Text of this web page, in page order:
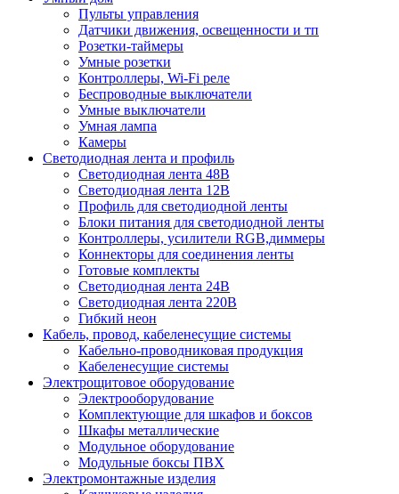
Пульты управления
Датчики движения, освещенности и тп
Розетки-таймеры
Умные розетки
Контроллеры, Wi-Fi реле
Беспроводные выключатели
Умные выключатели
Умная лампа
Камеры
Светодиодная лента и профиль
Светодиодная лента 48В
Светодиодная лента 12В
Профиль для светодиодной ленты
Блоки питания для светодиодной ленты
Контроллеры, усилители RGB,диммеры
Коннекторы для соединения ленты
Готовые комплекты
Светодиодная лента 24В
Светодиодная лента 220В
Гибкий неон
Кабель, провод, кабеленесущие системы
Кабельно-проводниковая продукция
Кабеленесущие системы
Электрощитовое оборудование
Электрооборудование
Комплектующие для шкафов и боксов
Шкафы металлические
Модульное оборудование
Модульные боксы ПВХ
Электромонтажные изделия